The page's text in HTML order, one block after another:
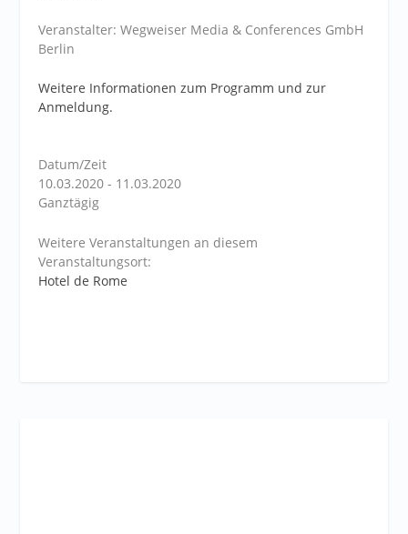
Veranstalter: Wegweiser Media & Conferences GmbH
Berlin
Weitere Informationen zum Programm und zur
Anmeldung.
Datum/Zeit
10.03.2020 - 11.03.2020
Ganztägig
Weitere Veranstaltungen an diesem
Veranstaltungsort:
Hotel de Rome